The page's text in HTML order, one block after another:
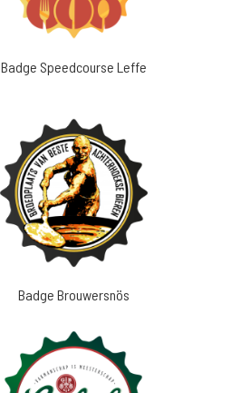
Badge Speedcourse Leffe
Badge Brouwersnös